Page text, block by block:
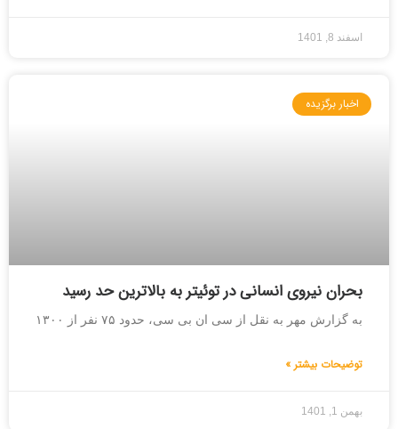
اسفند 8, 1401
اخبار برگزیده
بحران نیروی انسانی در توئیتر به بالاترین حد رسید
به گزارش مهر به نقل از سی ان بی سی، حدود ۷۵ نفر از ۱۳۰۰
توضیحات بیشتر »
بهمن 1, 1401